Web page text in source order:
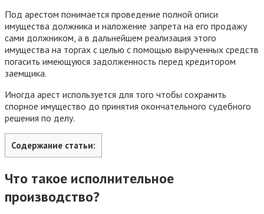
Под арестом понимается проведение полной описи
имущества должника и наложение запрета на его продажу
сами должником, а в дальнейшем реализация этого
имущества на торгах с целью с помощью вырученных средств
погасить имеющуюся задолженность перед кредитором
заемщика.
Иногда арест используется для того чтобы сохранить
спорное имущество до принятия окончательного судебного
решения по делу.
Содержание статьи:
Что такое исполнительное
производство?